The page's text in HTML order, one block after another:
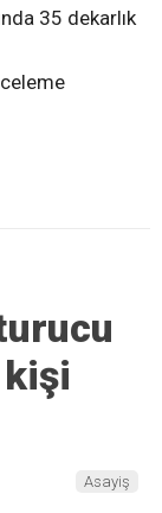
35 dekarlık
Asayiş